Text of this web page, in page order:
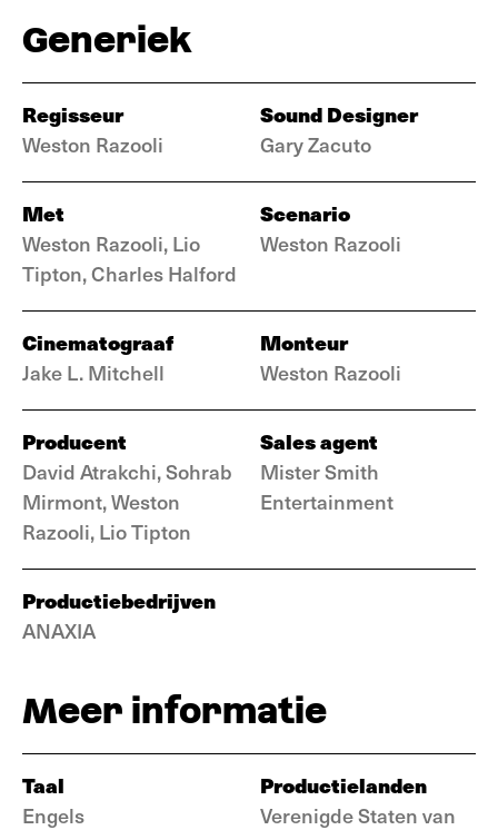
Generiek
Regisseur
Weston Razooli
Sound Designer
Gary Zacuto
Met
Weston Razooli, Lio
Tipton, Charles Halford
Scenario
Weston Razooli
Cinematograaf
Jake L. Mitchell
Monteur
Weston Razooli
Producent
David Atrakchi, Sohrab
Mirmont, Weston
Razooli, Lio Tipton
Sales agent
Mister Smith
Entertainment
Productiebedrijven
ANAXIA
Meer informatie
Taal
Engels
Productielanden
Verenigde Staten van